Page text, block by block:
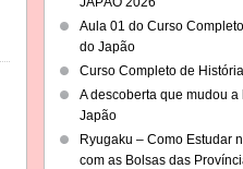
Aula 01 do Curso
do Japão
Curso Completo de
A descoberta que mudou a
Japão
Ryugaku – Como Estudar
com as Bolsas das